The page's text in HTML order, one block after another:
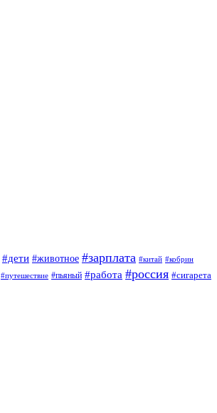
#дети #животное #зарплата #китай #кобрин
#путешествие #пьяный #работа #россия #сигарета